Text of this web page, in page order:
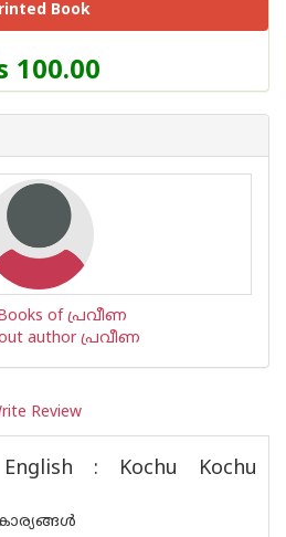
Book
100.00
of പ്രവീണ
author പ്രവീണ
Review
: Kochu Kochu